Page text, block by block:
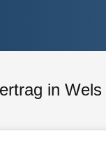
in Wels